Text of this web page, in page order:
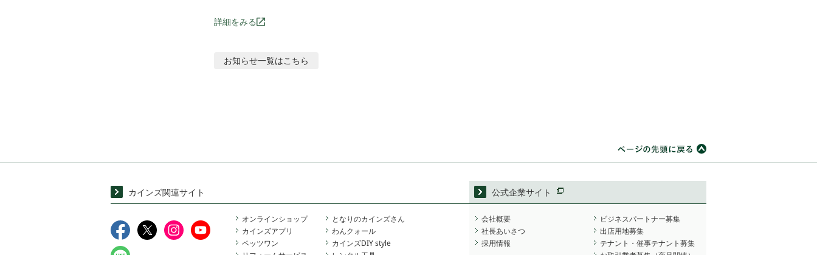
詳細をみる
お知らせ一覧はこちら
カインズ関連サイト
オンラインショップ
カインズアプリ
ペッツワン
となりのカインズさん
わんクォール
カインズDIY style
公式企業サイト
会社概要
社長あいさつ
採用情報
ビジネスパートナー募集
出店用地募集
テナント・催事テナント募集